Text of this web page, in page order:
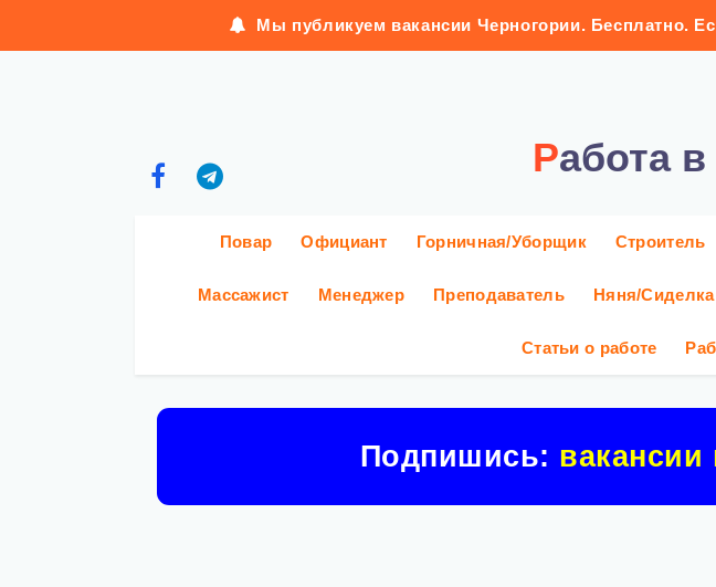
Мы публикуем вакансии Черногории. Бесплатно.
Работа
Повар Официант Горничная/Уборщик Строитель
Массажист Менеджер Преподаватель Няня/Сиделка
Статьи о работе
Подпишись: вакансии